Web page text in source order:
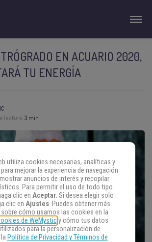
EN ACUARIO 2020,
TU ENERGÍA
lectura:3 min
utiliza cookies necesarias, analíticas y
mejorar la experiencia de navegación
anuncios de interés y recopilar
Para permitir el uso de todo tipo
clic en Aceptar. Si desea elegir solo
clic en Ajustes. Puedes obtener más
cómo usamos las cookies en la
de WeMysticy cómo tus datos
para la personalización de
Política de Privacidad y Términos de